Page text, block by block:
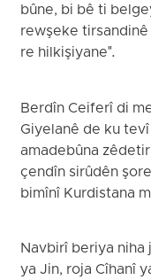
bûne, bi bê ti
rewşeke
re hilkişiyane".
Berdîn Ceiferî di
Giyelanê de ku
amadebûna
çendîn sirûdên
bimînî Kurdistana
Navbirî beriya
ya Jin, roja Cîhanî